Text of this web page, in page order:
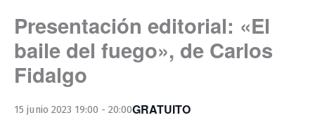
Presentación editorial: «El
baile del fuego», de Carlos
Fidalgo
15 junio 2023 19:00 - 20:00GRATUITO